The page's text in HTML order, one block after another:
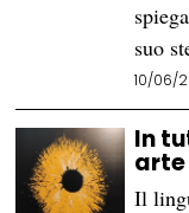
suo
10/06/
In
arte
Il